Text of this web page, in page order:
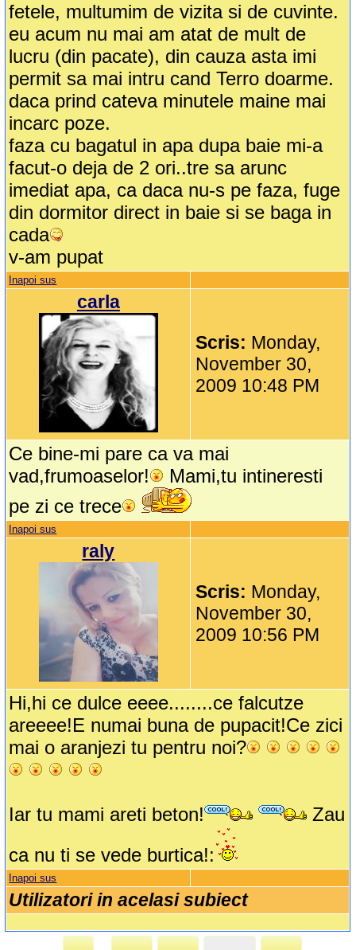
fetele, multumim de vizita si de cuvinte.
eu acum nu mai am atat de mult de
lucru (din pacate), din cauza asta imi
permit sa mai intru cand Terro doarme.
daca prind cateva minutele maine mai
incarc poze.
faza cu bagatul in apa dupa baie mi-a
facut-o deja de 2 ori..tre sa arunc
imediat apa, ca daca nu-s pe faza, fuge
din dormitor direct in baie si se baga in
cada
v-am pupat
Inapoi sus
carla
Scris: Monday,
November 30,
2009 10:48 PM
Ce bine-mi pare ca va mai
vad,frumoaselor!
Mami,tu intineresti
pe zi ce trece
Inapoi sus
raly
Scris: Monday,
November 30,
2009 10:56 PM
Hi,hi ce dulce eeee........ce falcutze
areeee!E numai buna de pupacit!Ce zici
mai o aranjezi tu pentru noi?
Iar tu mami areti beton!
Zau
ca nu ti se vede burtica!:
Inapoi sus
Utilizatori in acelasi subiect